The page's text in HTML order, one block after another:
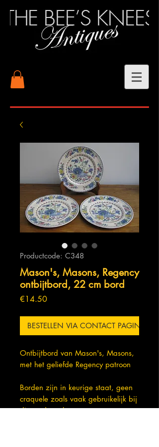
Productcode: C348
Mason's, Masons, Regency
ontbijtbord, 22 cm bord
€14.50Prijs
BESTELLEN VIA CONTACT PAGINA
Ontbijtbord van Mason's, Masons,
met het geliefde Regency patroon
Borden zijn in keurige staat, geen
craquele zoals vaak gebruikelijk bij
dit aardewerk